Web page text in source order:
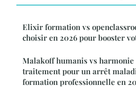
Elixir formation vs
choisir en 2026 pour booster
Malakoff humanis vs
traitement pour un arrêt
formation professionnelle en